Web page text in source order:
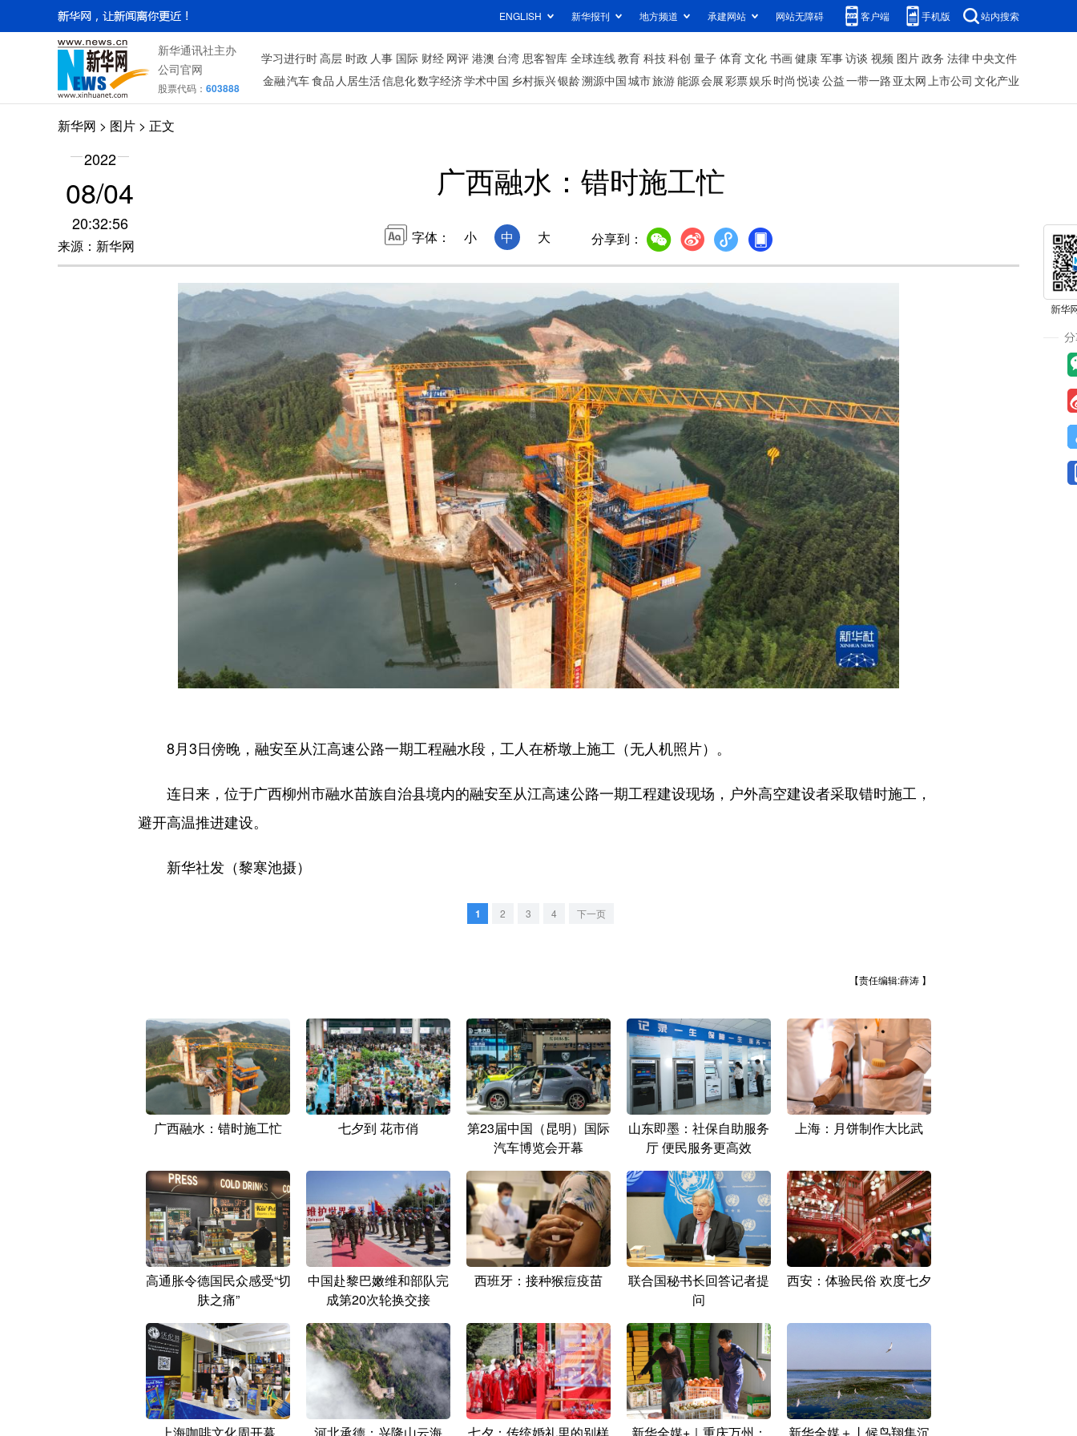
ENGLISH 新华报刊 地方频道 承建网站 网站无障碍 客户端 手机版 站内搜索
新华通讯社主办
公司官网
股票代码： 603888
学习进行时高层 时政 人事 国际 财经 网评 港澳 台湾 思客智库 全球连线教育 科技科创 量子 体育文化 书画健康 军事访谈 视频 图片政务 法律中央文件
金融汽车食品 人居生活信息化数字经济学术中国 乡村振兴银龄溯源中国城市旅游能源会展彩票娱乐时尚 悦读公益一带一路 亚太网上市公司 文化产业
新华网 > 图片 > 正文
2022
08/04
20:32:56
来源：新华网
广西融水：错时施工忙
字体： 小 中 大 分享到：
8月3日傍晚，融安至从江高速公路一期工程融水段，工人在桥墩上施工（无人机照片）。
连日来，位于广西柳州市融水苗族自治县境内的融安至从江高速公路一期工程建设现场，户外高空建设者采取错时施工，
避开高温推进建设。
新华社发（黎寒池摄）
1 2 3 4 下一页
【责任编辑:薛涛 】
广西融水：错时施工忙 七夕到 花市俏
第23届中国（昆明）国际
汽车博览会开幕
山东即墨：社保自助服务
厅 便民服务更高效
上海：月饼制作大比武
高通胀令德国民众感受“切
肤之痛”
中国赴黎巴嫩维和部队完
成第20次轮换交接
西班牙：接种猴痘疫苗
联合国秘书长回答记者提
问
西安：体验民俗 欢度七夕